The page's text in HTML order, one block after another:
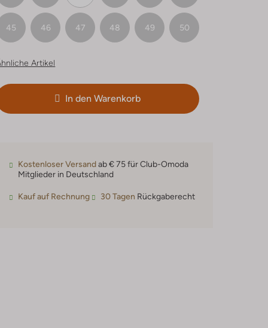
45 46 47 48 49 50
Artikel
In den Warenkorb
Kostenloser Versandab € 75 für Club-Omoda
Mitglieder in Deutschland
Kauf auf Rechnung 30 Tagen Rückgaberecht